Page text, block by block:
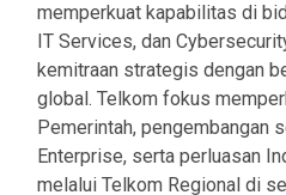
memperkuat kapabilitas di
IT Services, dan
kemitraan strategis dengan
global. Telkom fokus
Pemerintah, pengembangan
Enterprise, serta perluasan
melalui Telkom Regional di